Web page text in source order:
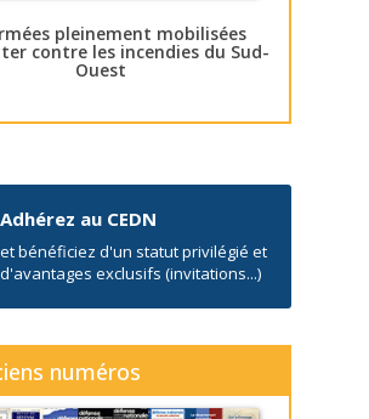
pleinement mobilisées
contre les incendies du Sud-
Ouest
Adhérez au CEDN
et bénéficiez d'un statut privilégié et
d'avantages exclusifs (invitations...)
numéros